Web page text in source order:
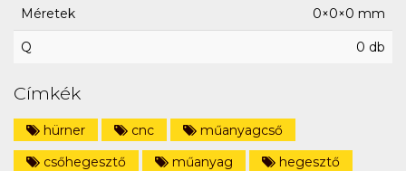
Méretek 0×0×0 mm
Q 0 db
Címkék
hürner cnc
műanyagcső
csőhegesztő
műanyag
hegesztő